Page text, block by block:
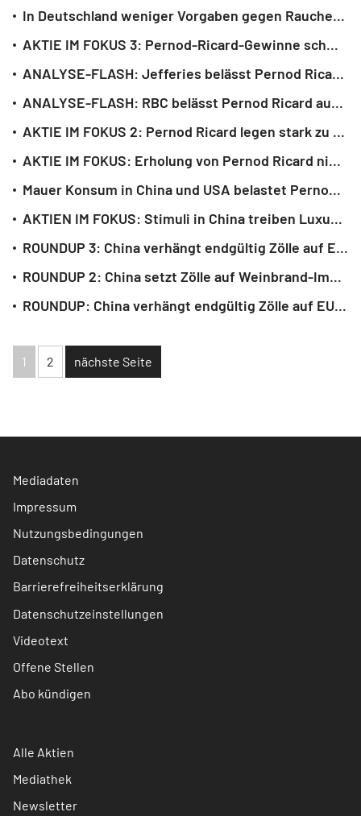
In Deutschland weniger Vorgaben gegen Rauchen und Alkohol
AKTIE IM FOKUS 3: Pernod-Ricard-Gewinne schwinden - EuroStoxx-Verbleib möglich
ANALYSE-FLASH: Jefferies belässt Pernod Ricard auf 'Buy' - Ziel 120 Euro
ANALYSE-FLASH: RBC belässt Pernod Ricard auf 'Sector Perform' - Ziel 120 Euro
AKTIE IM FOKUS 2: Pernod Ricard legen stark zu - EuroStoxx-Verbleib möglich
AKTIE IM FOKUS: Erholung von Pernod Ricard nimmt Form an - EuroStoxx-Spitze
Mauer Konsum in China und USA belastet Pernod Ricard - mittelfristiges Wachstum
AKTIEN IM FOKUS: Stimuli in China treiben Luxus- und Spirituosenbranche an
ROUNDUP 3: China verhängt endgültig Zölle auf EU-Weinbrand
ROUNDUP 2: China setzt Zölle auf Weinbrand-Importe aus EU fest
ROUNDUP: China verhängt endgültig Zölle auf EU-Weinbrand
1 2 nächste Seite
Mediadaten
Impressum
Nutzungsbedingungen
Datenschutz
Barrierefreiheitserklärung
Datenschutzeinstellungen
Videotext
Offene Stellen
Abo kündigen
Alle Aktien
Mediathek
Newsletter